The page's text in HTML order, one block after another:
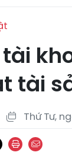
tài
Thứ Tư,